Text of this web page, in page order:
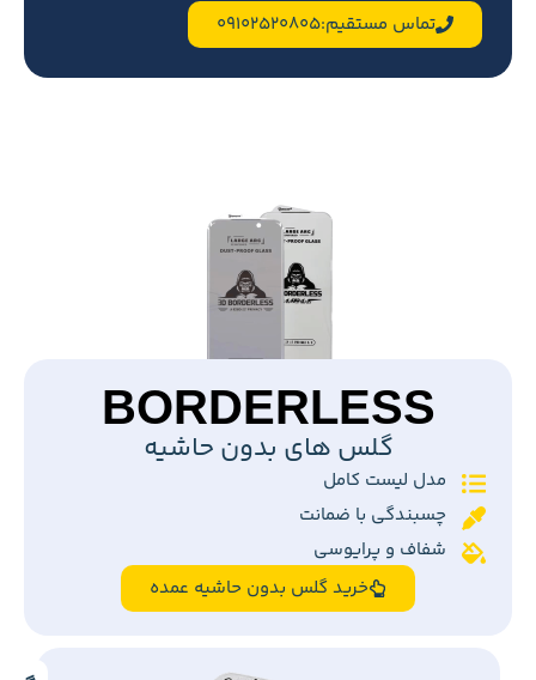
تماس مستقیم:09102520805
BORDERLESS
گلس های بدون حاشیه
مدل لیست کامل
چسبندگی با ضمانت
شفاف و پرایوسی
خرید گلس بدون حاشیه عمده